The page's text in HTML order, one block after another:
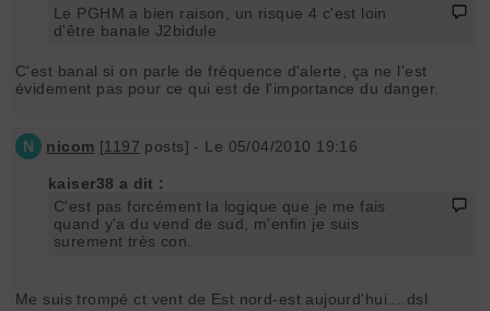
Le PGHM a bien raison, un risque 4 c'est loin
d'être banale J2bidule
C'est banal si on parle de fréquence d'alerte, ça ne l'est
évidement pas pour ce qui est de l'importance du danger.
N nicom [1197 posts] - Le 05/04/2010 19:16
kaiser38 a dit :
C'est pas forcément la logique que je me fais
quand y'a du vend de sud, m'enfin je suis
surement très con.
Me suis trompé ct vent de Est nord-est aujourd'hui....dsl